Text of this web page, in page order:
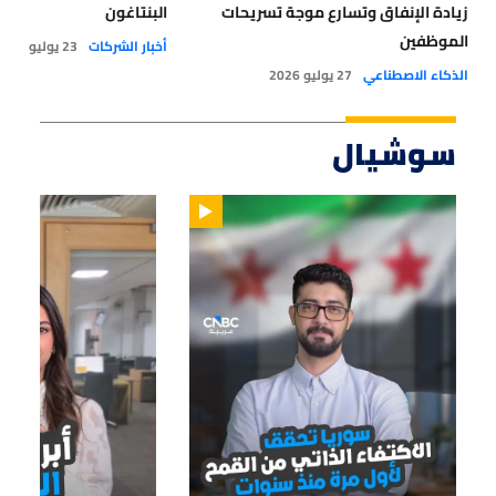
زيادة الإنفاق وتسارع موجة تسريحات
الموظفين
الذكاء الاصطناعي 27 يوليو 2026
البنتاغون
أخبار الشركات 23 يوليو 2026
سوشيال
01:33